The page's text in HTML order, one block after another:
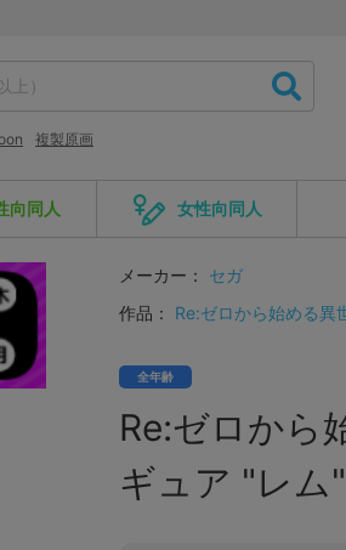
複製原画
向同人 女性向同人
メーカー：
セガ
作品：
Re:ゼロから始める異
全年齢
Re:ゼロから
ギュア "レム